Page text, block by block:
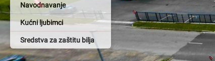
Navodnavanje
Kućni ljubimci
Sredstva za zaštitu bilja